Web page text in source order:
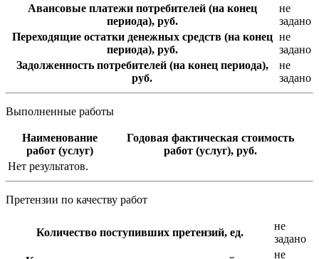
Авансовые платежи потребителей (на конец
периода), руб.
не
задано
Переходящие остатки денежных средств (на конец
периода), руб.
не
задано
Задолженность потребителей (на конец периода),
руб.
не
задано
Выполненные работы
Наименование
работ (услуг)
Годовая фактическая стоимость
работ (услуг), руб.
Нет результатов.
Претензии по качеству работ
Количество поступивших претензий, ед.
не
задано
не